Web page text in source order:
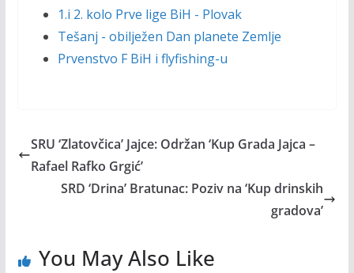
1.i 2. kolo Prve lige BiH - Plovak
Tešanj - obilježen Dan planete Zemlje
Prvenstvo F BiH i flyfishing-u
SRU ‘Zlatovčica’ Jajce: Održan ‘Kup Grada Jajca –
Rafael Rafko Grgić’
SRD ‘Drina’ Bratunac: Poziv na ‘Kup drinskih
gradova’
You May Also Like